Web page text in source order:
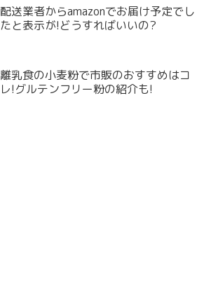
配送業者からamazonでお届け予定でし
たと表示が!どうすればいいの?
離乳食の小麦粉で市販のおすすめはコ
レ!グルテンフリー粉の紹介も!